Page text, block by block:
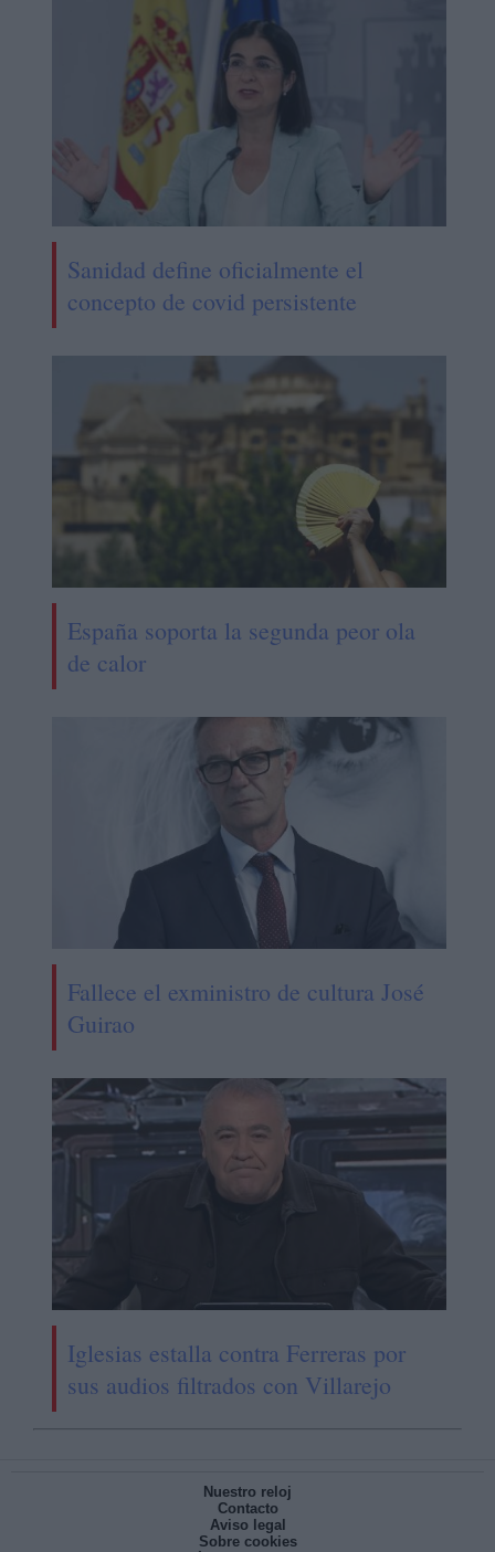
Sanidad define oficialmente el
concepto de covid persistente
España soporta la segunda peor ola
de calor
Fallece el exministro de cultura José
Guirao
Iglesias estalla contra Ferreras por
sus audios filtrados con Villarejo
Nuestro reloj
Contacto
Aviso legal
Sobre cookies